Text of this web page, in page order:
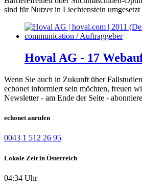
sind für Nutzer in Liechtenstein umgesetzt
Hoval AG - 17
Wenn Sie auch in Zukunft über
echonet informiert sein möchten, freuen
Newsletter - am Ende der Seite -
echonet anrufen
0043 1 512 26 95
Lokale Zeit in Österreich
04:34 Uhr